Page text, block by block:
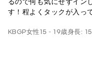
るので何も気にせずイン
す！程よくタックが入っ
KBGP女性 15 - 19歳身長: